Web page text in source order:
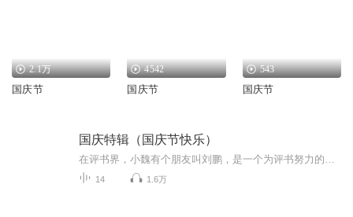
2.1万
国庆节
4542
国庆节
543
国庆节
国庆特辑（国庆节快乐）
14 1.6万